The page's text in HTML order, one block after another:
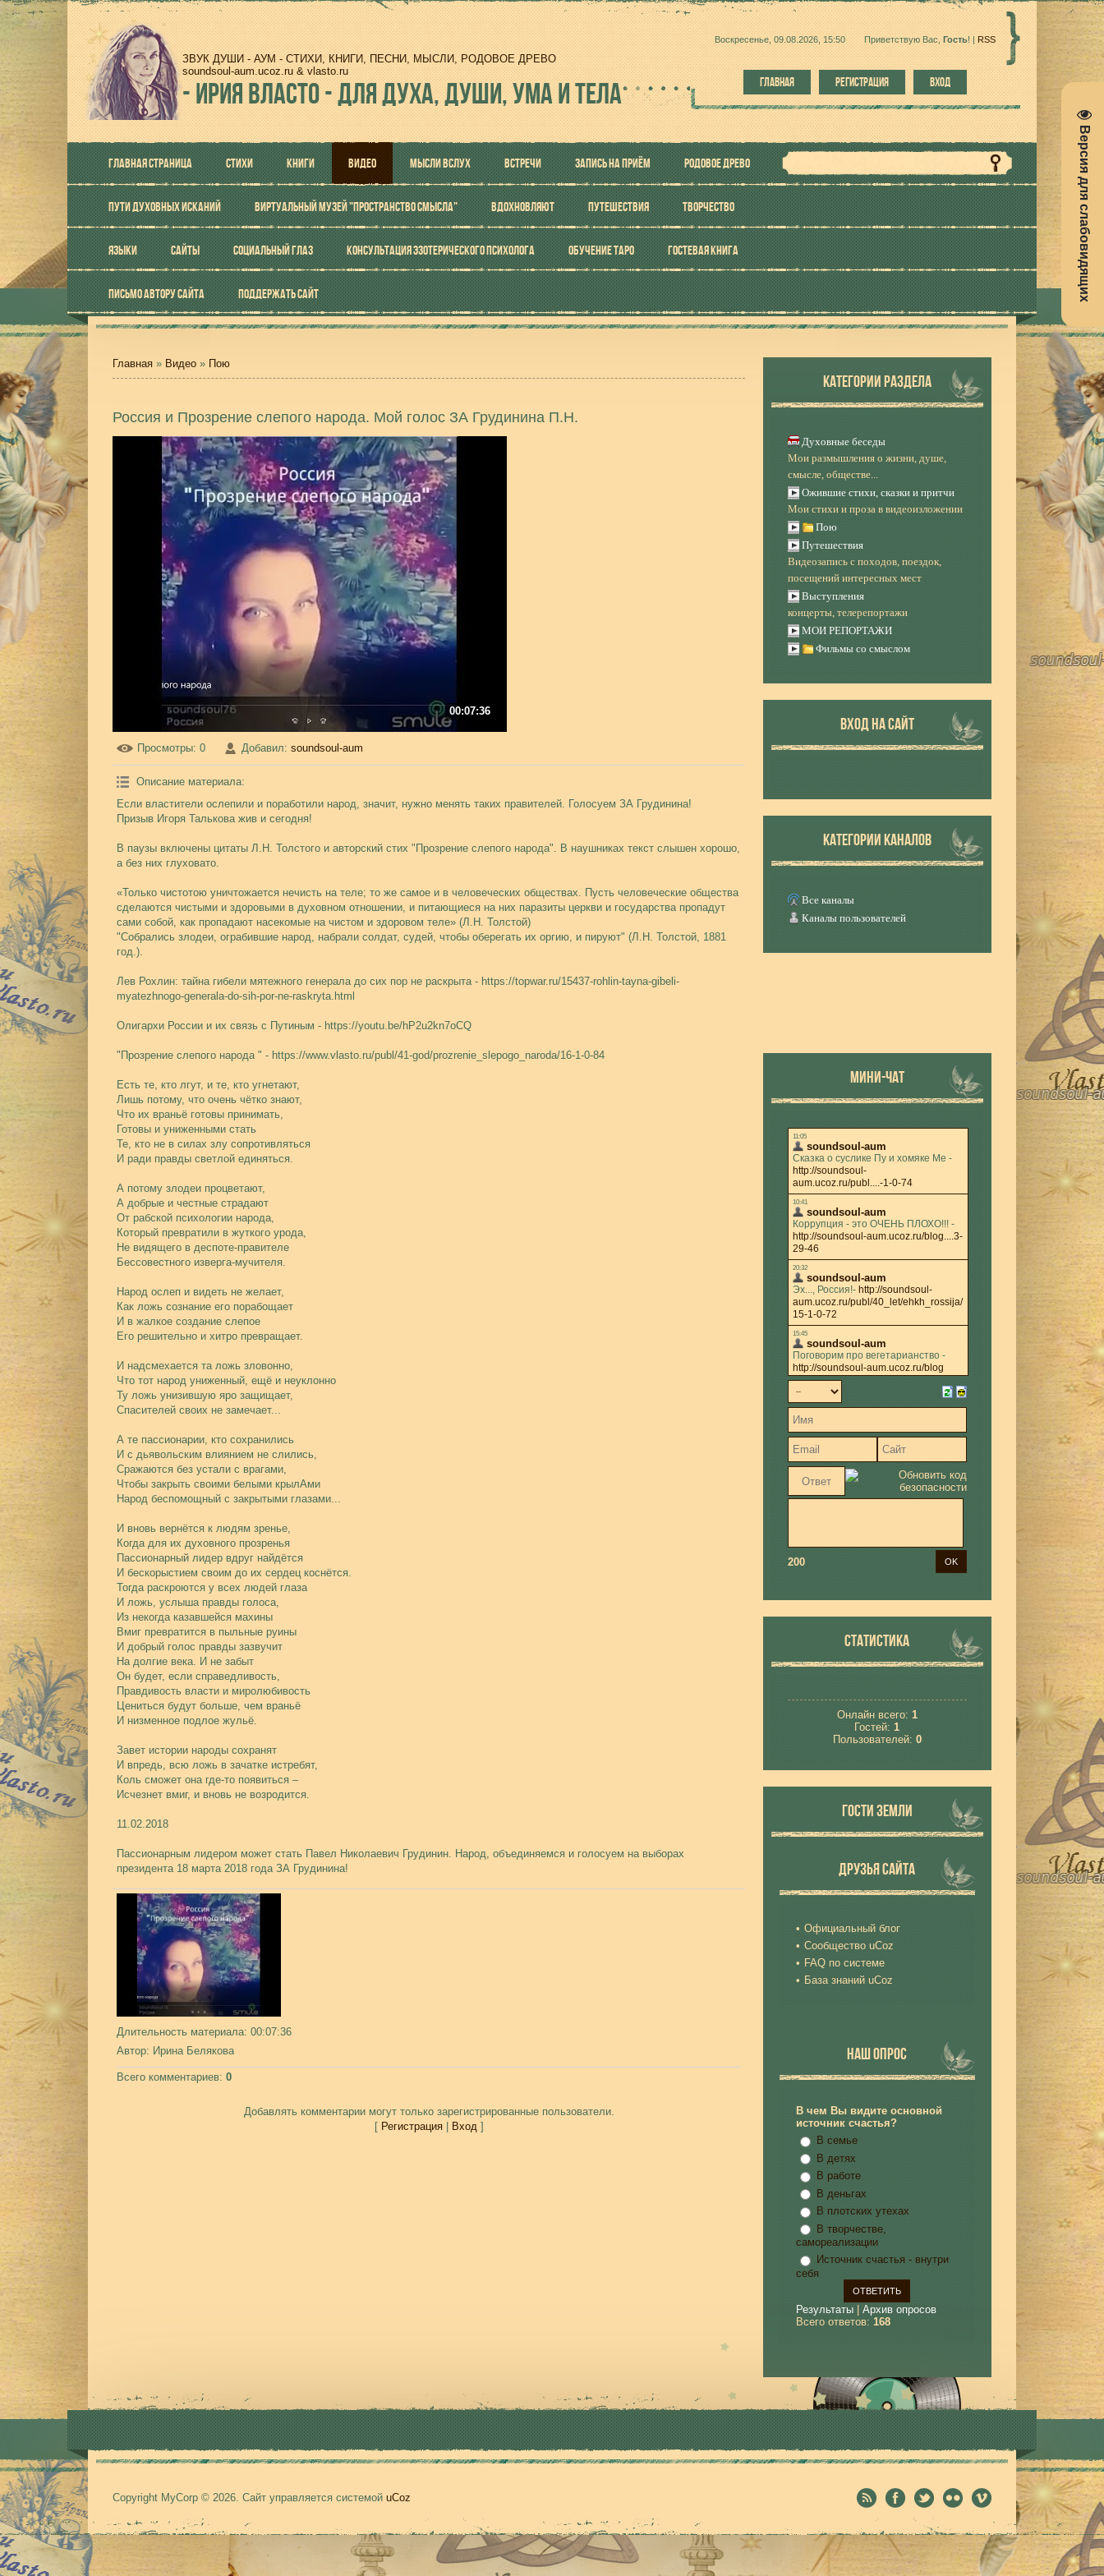
Версия для слабовидящих
ЗВУК ДУШИ - АУМ - СТИХИ, КНИГИ, ПЕСНИ, МЫСЛИ, РОДОВОЕ ДРЕВО
soundsoul-aum.ucoz.ru & vlasto.ru
-ИРИЯ ВЛАСТО - ДЛЯ ДУХА, ДУШИ, УМА И ТЕЛА
Воскресенье, 09.08.2026, 15:50 Приветствую Вас Гость! | RSS
ГЛАВНАЯ РЕГИСТРАЦИЯ ВХОД
ГЛАВНАЯ СТРАНИЦА СТИХИ КНИГИ ВИДЕО МЫСЛИ ВСЛУХ ВСТРЕЧИ ЗАПИСЬ НА ПРИЁМ РОДОВОЕ ДРЕВО
ПУТИ ДУХОВНЫХ ИСКАНИЙ ВИРТУАЛЬНЫЙ МУЗЕЙ "ПРОСТРАНСТВО СМЫСЛА" ВДОХНОВЛЯЮТ ПУТЕШЕСТВИЯ ТВОРЧЕСТВО
ЯЗЫКИ САЙТЫ СОЦИАЛЬНЫЙ ГЛАЗ КОНСУЛЬТАЦИЯ ЭЗОТЕРИЧЕСКОГО ПСИХОЛОГА ОБУЧЕНИЕ ТАРО ГОСТЕВАЯ КНИГА
ПИСЬМО АВТОРУ САЙТА ПОДДЕРЖАТЬ САЙТ
Главная » Видео » Пою
Россия и Прозрение слепого народа. Мой голос ЗА Грудинина П.Н.
00:07:36
Просмотры: 0 Добавил: soundsoul-aum
Описание материала:
Если властители ослепили и поработили народ, значит, нужно менять таких правителей. Голосуем ЗА Грудинина!
Призыв Игоря Талькова жив и сегодня!
В паузы включены цитаты Л.Н. Толстого и авторский стих "Прозрение слепого народа". В наушниках текст слышен хорошо,
а без них глуховато.
«Только чистотою уничтожается нечисть на теле; то же самое и в человеческих обществах. Пусть человеческие общества
сделаются чистыми и здоровыми в духовном отношении, и питающиеся на них паразиты церкви и государства пропадут
сами собой, как пропадают насекомые на чистом и здоровом теле» (Л.Н. Толстой)
"Собрались злодеи, ограбившие народ, набрали солдат, судей, чтобы оберегать их оргию, и пируют" (Л.Н. Толстой, 1881
год.).
Лев Рохлин: тайна гибели мятежного генерала до сих пор не раскрыта - https://topwar.ru/15437-rohlin-tayna-gibeli-
myatezhnogo-generala-do-sih-por-ne-raskryta.html
Олигархи России и их связь с Путиным - https://youtu.be/hP2u2kn7oCQ
"Прозрение слепого народа " - https://www.vlasto.ru/publ/41-god/prozrenie_slepogo_naroda/16-1-0-84
Есть те, кто лгут, и те, кто угнетают,
Лишь потому, что очень чётко знают,
Что их враньё готовы принимать,
Готовы и униженными стать
Те, кто не в силах злу сопротивляться
И ради правды светлой единяться.
А потому злодеи процветают,
А добрые и честные страдают
От рабской психологии народа,
Который превратили в жуткого урода,
Не видящего в деспоте-правителе
Бессовестного изверга-мучителя.
Народ ослеп и видеть не желает,
Как ложь сознание его порабощает
И в жалкое создание слепое
Его решительно и хитро превращает.
И надсмехается та ложь зловонно,
Что тот народ униженный, ещё и неуклонно
Ту ложь унизившую яро защищает,
Спасителей своих не замечает...
А те пассионарии, кто сохранились
И с дьявольским влиянием не слились,
Сражаются без устали с врагами,
Чтобы закрыть своими белыми крылАми
Народ беспомощный с закрытыми глазами...
И вновь вернётся к людям зренье,
Когда для их духовного прозренья
Пассионарный лидер вдруг найдётся
И бескорыстием своим до их сердец коснётся.
Тогда раскроются у всех людей глаза
И ложь, услыша правды голоса,
Из некогда казавшейся махины
Вмиг превратится в пыльные руины
И добрый голос правды зазвучит
На долгие века. И не забыт
Он будет, если справедливость,
Правдивость власти и миролюбивость
Цениться будут больше, чем враньё
И низменное подлое жульё.
Завет истории народы сохранят
И впредь, всю ложь в зачатке истребят,
Коль сможет она где-то появиться –
Исчезнет вмиг, и вновь не возродится.
11.02.2018
Пассионарным лидером может стать Павел Николаевич Грудинин. Народ, объединяемся и голосуем на выборах
президента 18 марта 2018 года ЗА Грудинина!
Длительность материала: 00:07:36
Автор: Ирина Белякова
Всего комментариев: 0
Добавлять комментарии могут только зарегистрированные пользователи.
[ Регистрация| Вход]
КАТЕГОРИИ РАЗДЕЛА
Духовные беседы
Мои размышления о жизни, душе,
смысле, обществе...
Ожившие стихи, сказки и притчи
Мои стихи и проза в видеоизложении
Пою
Путешествия
Видеозапись с походов, поездок,
посещений интересных мест
Выступления
концерты, телерепортажи
МОИ РЕПОРТАЖИ
Фильмы со смыслом
ВХОД НА САЙТ
КАТЕГОРИИ КАНАЛОВ
Все каналы
Каналы пользователей
МИНИ-ЧАТ
200
СТАТИСТИКА
Онлайн всего: 1
Гостей:1
Пользователей: 0
ГОСТИ ЗЕМЛИ
ДРУЗЬЯ САЙТА
Официальный блог
Сообщество uCoz
FAQ по системе
База знаний uCoz
НАШ ОПРОС
В чем Вы видите основной
источник счастья?
В семье
В детях
В работе
В деньгах
В плотских утехах
В творчестве,
самореализации
Источник счастья - внутри
себя
Результаты| Архив опросов
Всего ответов: 168
Copyright MyCorp © 2026. Сайт управляется системой uCoz